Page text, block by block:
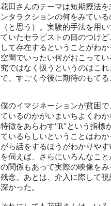
花田さんのテーマは短期療法
ンタラクションの何をみてい
（と思う）。実験的手法を用
ていたセラピストの目のつけ
して存在するということがわ
空間でいったい何がおこって
究ではなく扱うというのはこ
で、すごく今後に期待のもて
僕のイマジネーションが貧困
ているのかがいまいちよくわ
特徴をあらわす"R"という指標
ているらしいということはわ
がら話をするほうがわかりや
を伺えば、さらにいろんなこ
の関係もあって実際の映像を
残念。あとは、介入に際して
深かった。